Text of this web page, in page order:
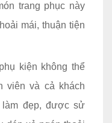
trang phục này
mái, thuận tiện
kiện không thể
viên và cả khách
đẹp, được sử